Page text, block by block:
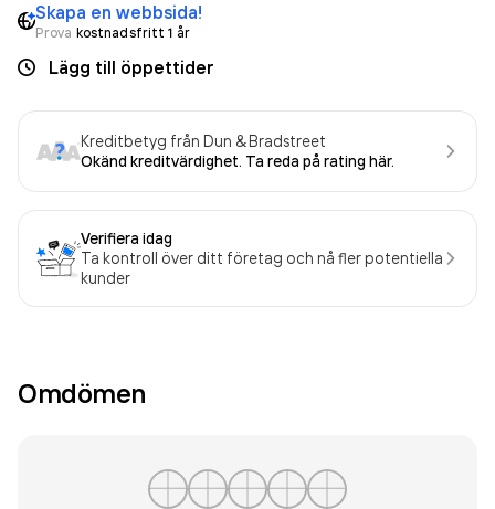
Skapa en webbsida!
Prova kostnadsfritt 1 år
Lägg till öppettider
Kreditbetyg från Dun & Bradstreet
Okänd kreditvärdighet. Ta reda på rating här.
Verifiera idag
Ta kontroll över ditt företag och nå fler potentiella
kunder
Omdömen